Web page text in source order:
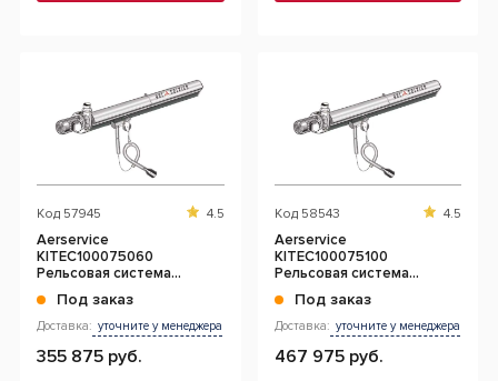
Код 57945 4.5
Aerservice
KITEC100075060
Рельсовая система
кареткой 75 мм.
Под заказ
Доставка: уточните у менеджера
355 875 руб.
Код 58543 4.5
Aerservice
KITEC100075100
Рельсовая система
кареткой 75 мм.
Под заказ
Доставка: уточните у менеджера
467 975 руб.